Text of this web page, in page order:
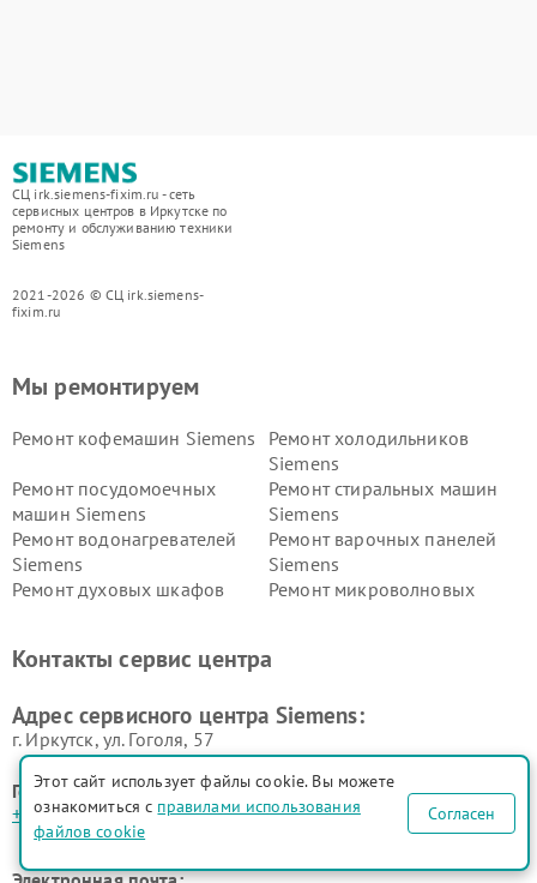
СЦ irk.siemens-fixim.ru - сеть
сервисных центров в Иркутске по
ремонту и обслуживанию техники
Siemens
2021-2026 © СЦ irk.siemens-
fixim.ru
Мы ремонтируем
Ремонт кофемашин Siemens
Ремонт холодильников
Siemens
Ремонт посудомоечных
машин Siemens
Ремонт стиральных машин
Siemens
Ремонт водонагревателей
Siemens
Ремонт варочных панелей
Siemens
Ремонт духовых шкафов
Ремонт микроволновых
Siemens
Siemens
Siemens
Siemens
Контакты сервис центра
Адрес сервисного центра Siemens:
г. Иркутск, ул. ​Гоголя, 57
Горячая линия:
+7 (395) 240-73-88
Этот сайт использует файлы cookie. Вы можете
ознакомиться с правилами использования
файлов cookie
Согласен